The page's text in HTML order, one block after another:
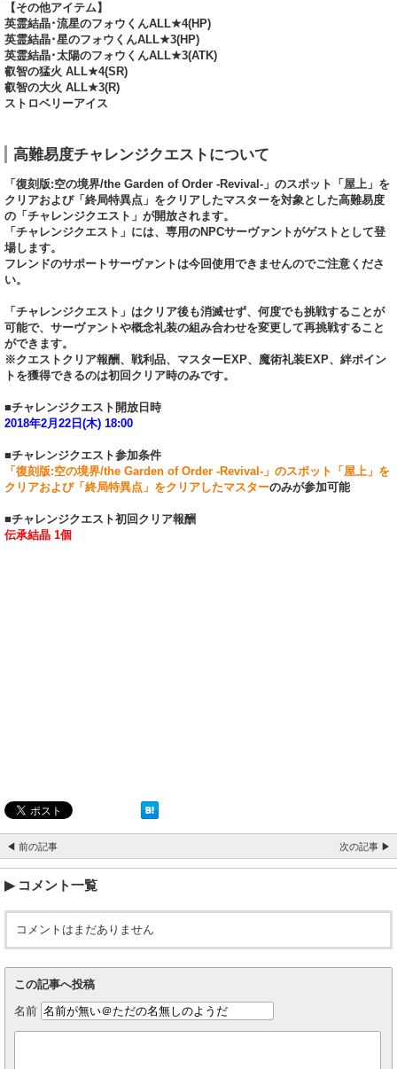
【その他アイテム】
英霊結晶･流星のフォウくんALL★4(HP)
英霊結晶･星のフォウくんALL★3(HP)
英霊結晶･太陽のフォウくんALL★3(ATK)
叡智の猛火 ALL★4(SR)
叡智の大火 ALL★3(R)
ストロベリーアイス
高難易度チャレンジクエストについて
「復刻版:空の境界/the Garden of Order -Revival-」のスポット「屋上」を
クリアおよび「終局特異点」をクリアしたマスターを対象とした高難易度
の「チャレンジクエスト」が開放されます。
「チャレンジクエスト」には、専用のNPCサーヴァントがゲストとして登
場します。
フレンドのサポートサーヴァントは今回使用できませんのでご注意くださ
い。
「チャレンジクエスト」はクリア後も消滅せず、何度でも挑戦することが
可能で、サーヴァントや概念礼装の組み合わせを変更して再挑戦すること
ができます。
※クエストクリア報酬、戦利品、マスターEXP、魔術礼装EXP、絆ポイン
トを獲得できるのは初回クリア時のみです。
■チャレンジクエスト開放日時
2018年2月22日(木) 18:00
■チャレンジクエスト参加条件
「復刻版:空の境界/the Garden of Order -Revival-」のスポット「屋上」を
クリアおよび「終局特異点」をクリアしたマスターのみが参加可能
■チャレンジクエスト初回クリア報酬
伝承結晶 1個
◀ 前の記事 次の記事 ▶
コメント一覧
コメントはまだありません
この記事へ投稿
名前